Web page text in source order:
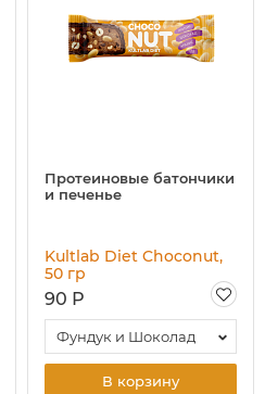
Протеиновые батончики
и печенье
Kultlab Diet Choconut,
50 гр
90 Р
Фундук и Шоколад
В корзину